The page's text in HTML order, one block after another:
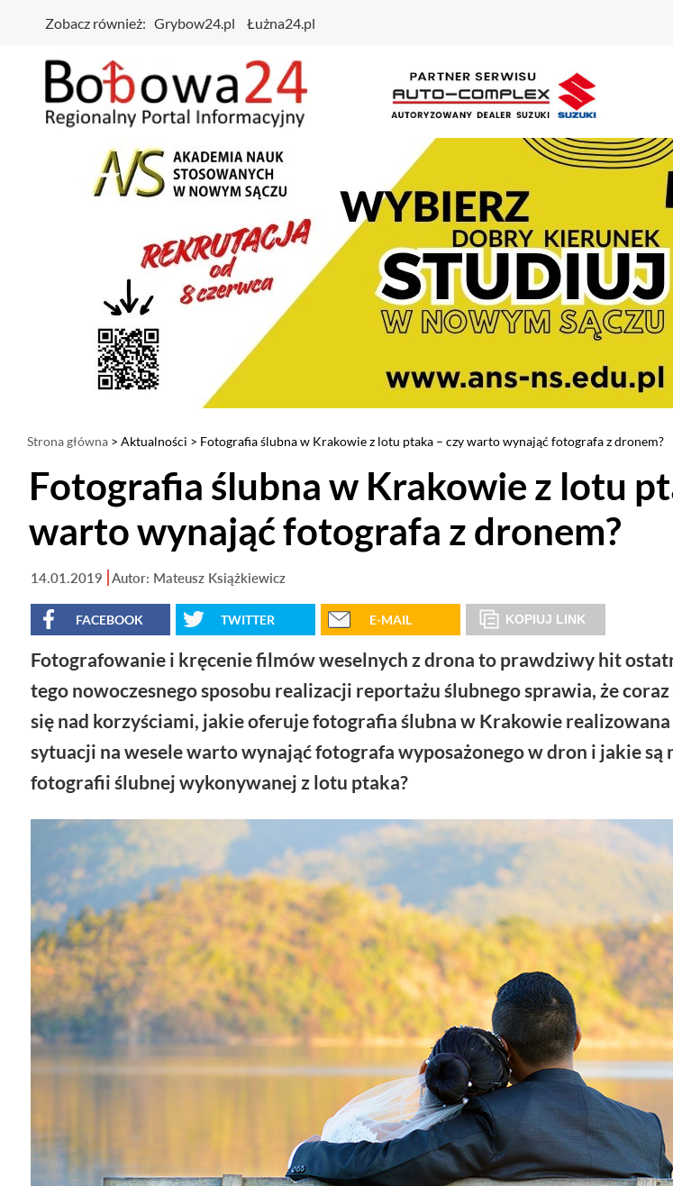
Zobacz również: Grybow24.pl Łużna24.pl
Strona główna > Aktualności > Fotografia ślubna w Krakowie z lotu ptaka – czy warto wynająć fotografa z dronem?
Fotografia ślubna w Krakowie z lotu
warto wynająć fotografa z dronem?
14.01.2019 Autor: Mateusz Książkiewicz
FACEBOOK TWITTER E-MAIL KOPIUJ LINK
Fotografowanie i kręcenie filmów weselnych z drona to prawdziwy hit
tego nowoczesnego sposobu realizacji reportażu ślubnego sprawia, że
się nad korzyściami, jakie oferuje fotografia ślubna w Krakowie realizowana
sytuacji na wesele warto wynająć fotografa wyposażonego w dron i jakie są
fotografii ślubnej wykonywanej z lotu ptaka?